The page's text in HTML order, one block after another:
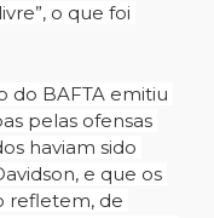
o que foi
do BAFTA emitiu
pelas ofensas
haviam sido
e que os
refletem, de